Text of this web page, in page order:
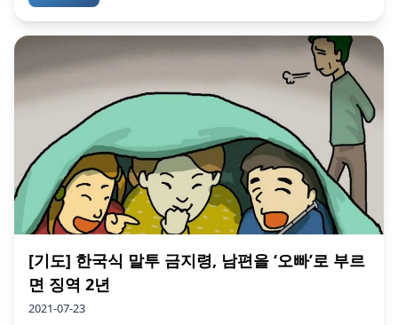
[기도] 한국식 말투 금지령, 남편을 ‘오빠’로 부르
면 징역 2년
2021-07-23